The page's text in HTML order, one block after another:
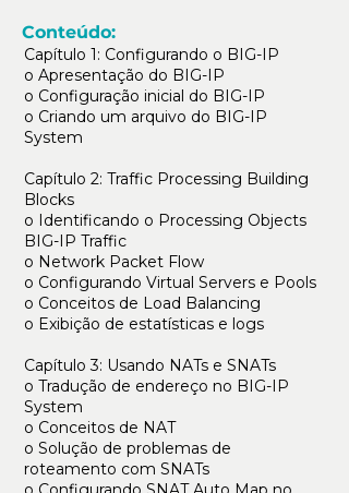
Conteúdo:
Capítulo 1: Configurando o BIG-IP
o Apresentação do BIG-IP
o Configuração inicial do BIG-IP
o Criando um arquivo do BIG-IP
System
Capítulo 2: Traffic Processing Building
Blocks
o Identificando o Processing Objects
BIG-IP Traffic
o Network Packet Flow
o Configurando Virtual Servers e Pools
o Conceitos de Load Balancing
o Exibição de estatísticas e logs
Capítulo 3: Usando NATs e SNATs
o Tradução de endereço no BIG-IP
System
o Conceitos de NAT
o Solução de problemas de
roteamento com SNATs